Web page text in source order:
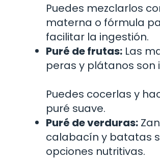
Puedes mezclarlos
materna o fórmula
facilitar la ingestión.
Puré de frutas: Las
peras y plátanos son
Puedes cocerlas y
puré suave.
Puré de verduras:
calabacín y batatas
opciones nutritivas.